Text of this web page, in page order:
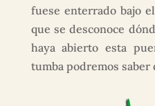
fuese enterrado bajo
que se desconoce
haya abierto esta
tumba podremos saber